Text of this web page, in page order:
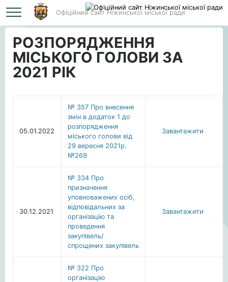
Офіційний сайт Ніжинської міської ради
Головна РОЗПОРЯДЖЕННЯ МІСЬКОГО ГОЛОВИ ЗА 2021 РІК
РОЗПОРЯДЖЕННЯ
МІСЬКОГО ГОЛОВИ ЗА
2021 РІК
05.01.2022
№ 357 Про внесення
змін в додаток 1 до
розпорядження
міського голови від
29 вересня 2021р.
№269
Завантажити
30.12.2021
№ 334 Про
призначення
уповноважених осіб,
відповідальних за
організацію та
проведення
закупівель/
спрощених закупівель
Завантажити
№ 322 Про
організацію